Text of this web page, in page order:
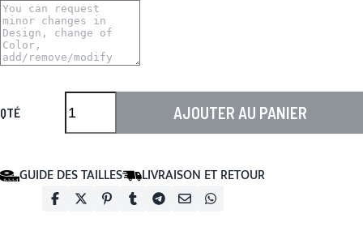
QTÉ AJOUTER AU PANIER
GUIDE DES TAILLES LIVRAISON ET RETOUR